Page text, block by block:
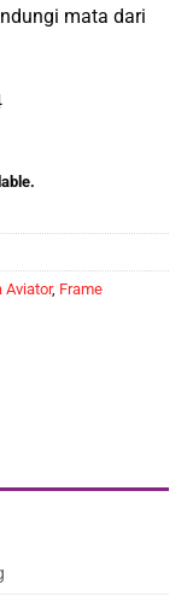
mata dari
Aviator, Frame